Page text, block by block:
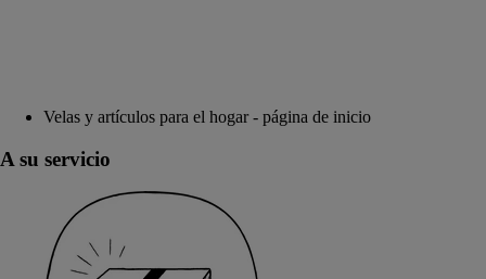
Velas y artículos para el hogar - página de inicio
A su servicio